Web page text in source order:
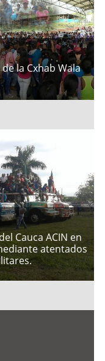
la Cxhab Wala
Cauca ACIN en
atentados